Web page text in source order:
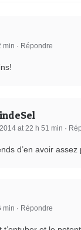
min · Répondre
at 22 h 51 min ·
d’en avoir
min · Répondre